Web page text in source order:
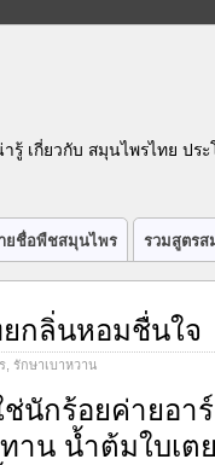
ารู้ เกี่ยวกับ สมุนไพรไทย ป
ยชื่อพืชสมุนไพร รวมสูตรส
กลิ่นหอมชื่นใจ
รักษาเบาหวาน
นักร้อยค่ายอา
าน น้ำต้มใบเ